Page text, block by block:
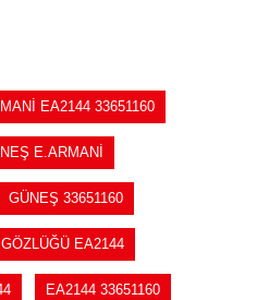
EA2144 33651160
E.ARMANİ
GÜNEŞ 33651160
GÖZLÜĞÜ EA2144
EA2144 33651160